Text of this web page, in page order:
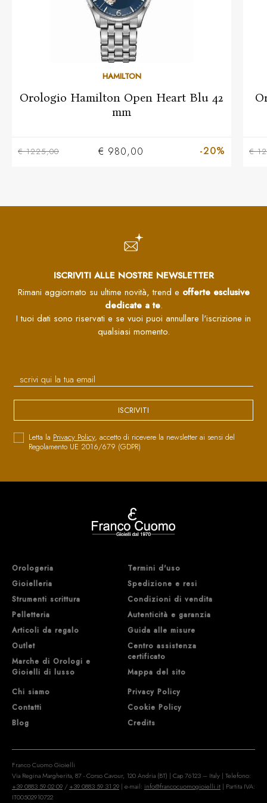
HAMILTON
Orologio Hamilton Open Heart Blu 42
mm
€ 1225,00 € 980,00 -20% €
ISCRIVITI ALLE NOSTRE NEWSLETTER
Rimani aggiornato su ultime novità, trend e offerte esclusive
dedicate a te.
I tuoi dati sono riservati e se vuoi puoi annullare l'iscrizione in
qualsiasi momento.
ISCRIVITI
Letta la Privacy Policy, accetto di ricevere la newsletter ai sensi del
Regolamento UE 2016/679 (GDPR)
Orologeria
Gioielleria
Strumenti scrittura
Pelletteria
Articoli da regalo
Outlet
Marche di Orologi e
Gioielli di lusso
Chi siamo
Contatti
Blog
Termini d'uso
Spedizione e resi
Condizioni di vendita
Autenticità e garanzia
Guida alle misure
Centro assistenza
certificato
Mappa del sito
Privacy Policy
Cookie Policy
Credits
Franco Cuomo Gioielli
Via Regina Margherita, 87 - Corso Cavour, 120 Andria (BT) | Cap 76123 – Italy | Telefono:
+39 0883 59 02 09 / +39 0883 59 31 29 | e-mail: info@francocuomogioielli.it | Partita IVA:
IT00502910722